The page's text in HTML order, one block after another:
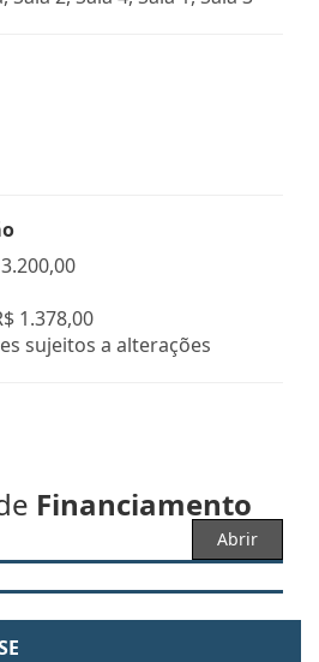
1.378,00
sujeitos a alterações
Financiamento
Abrir